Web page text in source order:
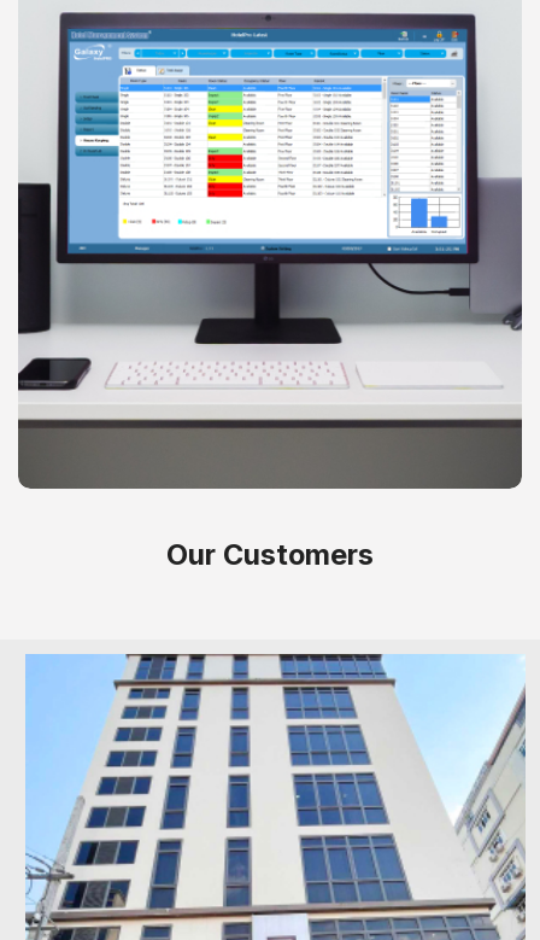
Our Customers